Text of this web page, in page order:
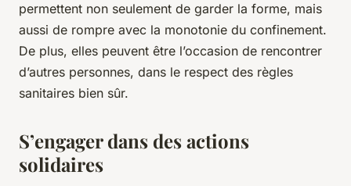
permettent non seulement de garder la forme, mais
aussi de rompre avec la monotonie du confinement.
De plus, elles peuvent être l’occasion de rencontrer
d’autres personnes, dans le respect des règles
sanitaires bien sûr.
S’engager dans des actions
solidaires